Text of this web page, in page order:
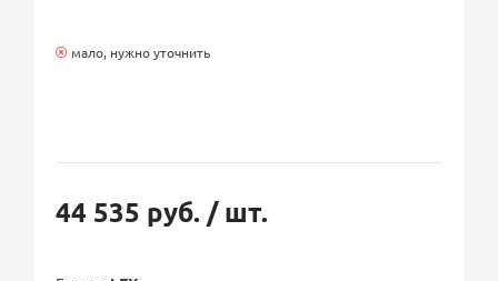
мало, нужно уточнить
44 535 руб. / шт.